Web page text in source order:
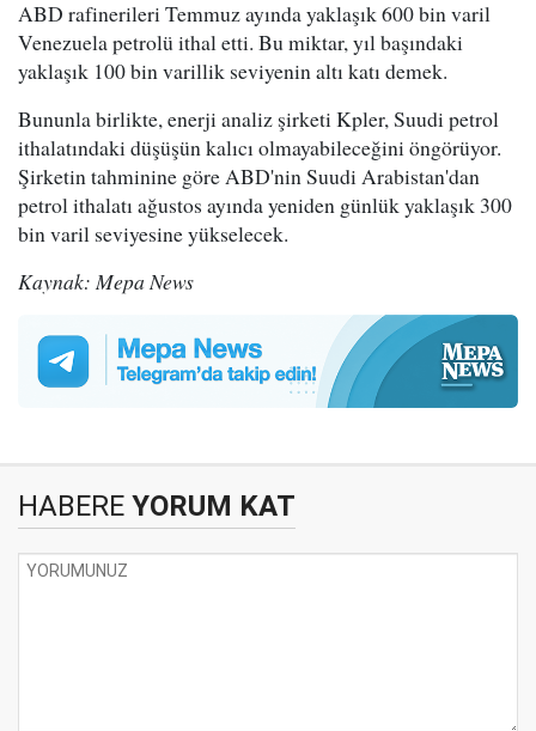
ABD rafinerileri Temmuz ayında yaklaşık 600 bin varil
Venezuela petrolü ithal etti. Bu miktar, yıl başındaki
yaklaşık 100 bin varillik seviyenin altı katı demek.
Bununla birlikte, enerji analiz şirketi Kpler, Suudi petrol
ithalatındaki düşüşün kalıcı olmayabileceğini öngörüyor.
Şirketin tahminine göre ABD'nin Suudi Arabistan'dan
petrol ithalatı ağustos ayında yeniden günlük yaklaşık 300
bin varil seviyesine yükselecek.
Kaynak: Mepa News
HABERE YORUM KAT